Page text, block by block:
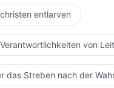
entlarven
von
das Streben nach der